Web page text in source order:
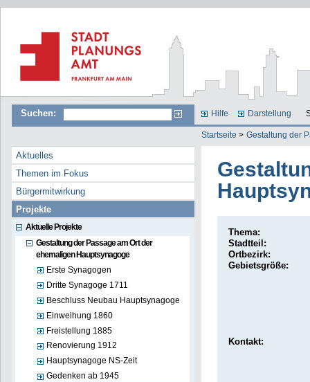
Suchen: Hilfe Darstellung
Startseite > Gestaltung der
Aktuelles
Themen im Fokus
Bürgermitwirkung
Projekte
Aktuelle Projekte
Gestaltung der Passage am Ort der
ehemaligen Hauptsynagoge
Erste Synagogen
Dritte Synagoge 1711
Beschluss Neubau Hauptsynagoge
Einweihung 1860
Freistellung 1885
Renovierung 1912
Hauptsynagoge NS-Zeit
Gedenken ab 1945
Thema:
Stadtteil:
Ortbezirk:
Gebietsgröße:
Kontakt: